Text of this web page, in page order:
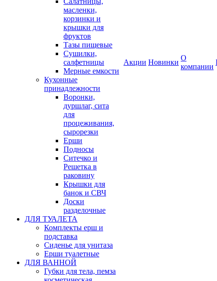
масленки,
корзинки и
крышки для
фруктов
Тазы пищевые
Сушилки,
салфетницы
Мерные емкости
Кухонные
принадлежности
Воронки,
дуршлаг, сита
для
процеживания,
сырорезки
Ерши
Подносы
Ситечко и
Решетка в
раковину
Крышки для
банок и СВЧ
Доски
разделочные
ДЛЯ ТУАЛЕТА
Комплекты ерш и
подставка
Сиденье для унитаза
Ерши туалетные
ДЛЯ ВАННОЙ
Губки для тела, пемза
Акции Новинки
О
компании